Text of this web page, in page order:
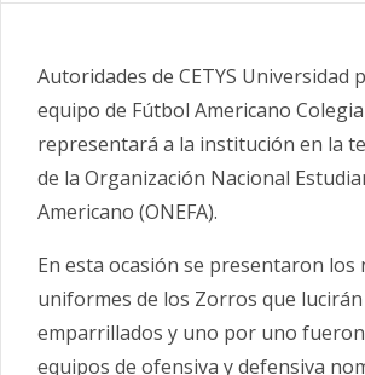
Autoridades de CETYS Universidad
equipo de Fútbol Americano
representará a la institución en la
de la Organización Nacional
Americano (ONEFA).
En esta ocasión se presentaron los
uniformes de los Zorros que
emparrillados y uno por uno
equipos de ofensiva y defensiva